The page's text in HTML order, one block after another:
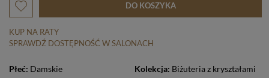
DO KOSZYKA
KUP NA RATY
SPRAWDŹ DOSTĘPNOŚĆ W SALONACH
Płeć: Damskie Kolekcja: Biżuteria z kryształami